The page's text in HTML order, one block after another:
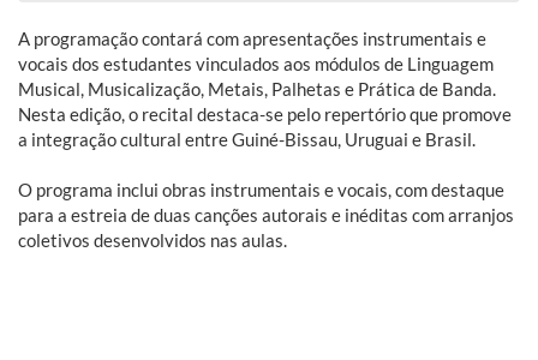
A programação contará com apresentações instrumentais e
vocais dos estudantes vinculados aos módulos de Linguagem
Musical, Musicalização, Metais, Palhetas e Prática de Banda.
Nesta edição, o recital destaca-se pelo repertório que promove
a integração cultural entre Guiné-Bissau, Uruguai e Brasil.
O programa inclui obras instrumentais e vocais, com destaque
para a estreia de duas canções autorais e inéditas com arranjos
coletivos desenvolvidos nas aulas.